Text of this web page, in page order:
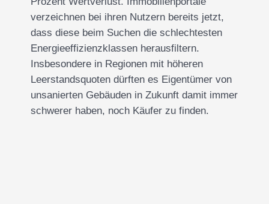
verzeichnen bei ihren Nutzern bereits jetzt,
dass diese beim Suchen die schlechtesten
Energieeffizienzklassen herausfiltern.
Insbesondere in Regionen mit höheren
Leerstandsquoten dürften es Eigentümer von
unsanierten Gebäuden in Zukunft damit immer
schwerer haben, noch Käufer zu finden.